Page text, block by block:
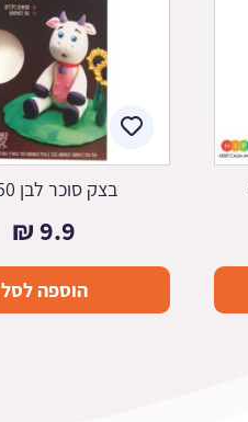
בצק סוכר לבן 150 ג'
9.9
₪
הוספה לסל